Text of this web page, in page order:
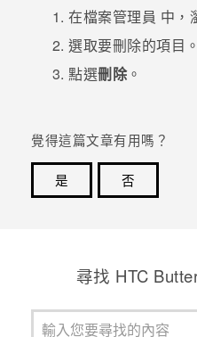
在檔案管理員 中，
選取要刪除的項目。
點選刪除。
覺得這篇文章有用嗎？
是
否
尋找 HTC